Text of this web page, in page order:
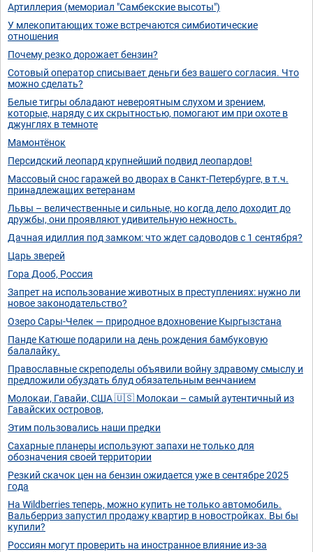
Артиллерия (мемориал "Самбекские высоты")
У млекопитающих тоже встречаются симбиотические
отношения
Почему резко дорожает бензин?
Сотовый оператор списывает деньги без вашего согласия. Что
можно сделать?
Белые тигры обладают невероятным слухом и зрением,
которые, наряду с их скрытностью, помогают им при охоте в
джунглях в темноте
Мамонтёнок
Персидский леопард крупнейший подвид леопардов!
Массовый снос гаражей во дворах в Санкт-Петербурге, в т.ч.
принадлежащих ветеранам
Львы – величественные и сильные, но когда дело доходит до
дружбы, они проявляют удивительную нежность.
Дачная идиллия под замком: что ждет садоводов с 1 сентября?
Царь зверей
Гора Дооб, Россия
Запрет на использование животных в преступлениях: нужно ли
новое законодательство?
Озеро Сары-Челек — природное вдохновение Кыргызстана
Панде Катюше подарили на день рождения бамбуковую
балалайку.
Православные скреподелы объявили войну здравому смыслу и
предложили обуздать блуд обязательным венчанием
Молокаи, Гавайи, США 🇺🇸 Молокаи – самый аутентичный из
Гавайских островов,
Этим пользовались наши предки
Сахарные планеры используют запахи не только для
обозначения своей территории
Резкий скачок цен на бензин ожидается уже в сентябре 2025
года
На Wildberries теперь, можно купить не только автомобиль.
Вальберриз запустил продажу квартир в новостройках. Вы бы
купили?
Россиян могут проверить на иностранное влияние из-за